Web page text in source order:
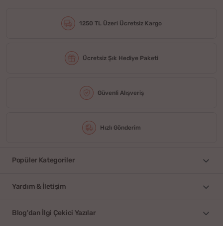
1250 TL Üzeri Ücretsiz Kargo
Ücretsiz Şık Hediye Paketi
Güvenli Alışveriş
Hızlı Gönderim
Popüler Kategoriler
Yardım & İletişim
Blog'dan İlgi Çekici Yazılar